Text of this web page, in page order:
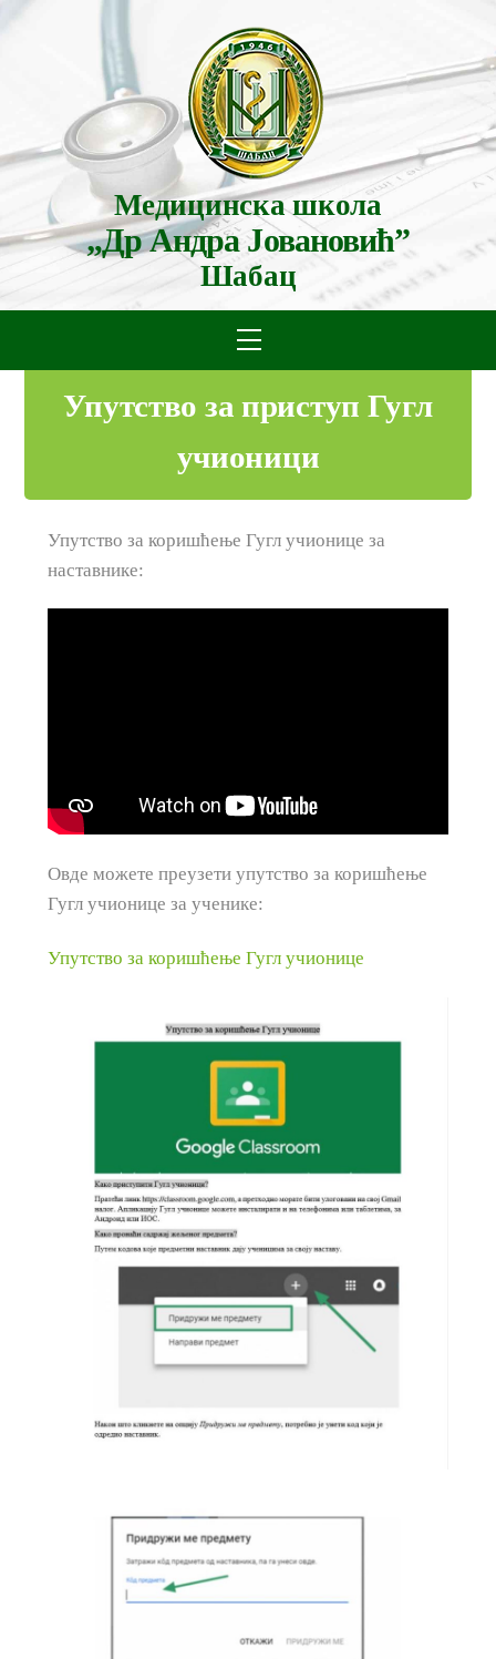
Медицинска школа
„Др Андра Јовановић”
Шабац
Menu
Упутство за приступ Гугл
учионици
Упутство за коришћење Гугл учионице за
наставнике:
Овде можете преузети упутство за коришћење
Гугл учионице за ученике:
Упутство за коришћење Гугл учионице